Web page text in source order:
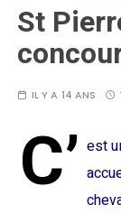
St
IL Y A 14 ANS
C’ est